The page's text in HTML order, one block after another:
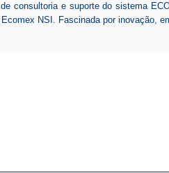
consultoria e suporte do sistema
NSI. Fascinada por inovação,